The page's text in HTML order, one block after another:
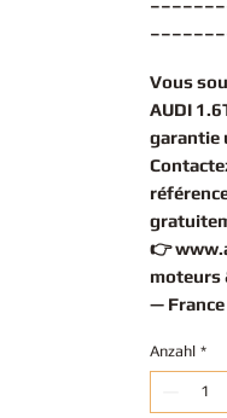
Vous
AUDI
garantie
👉
moteurs
— France
Anzahl *